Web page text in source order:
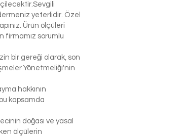
yeterlidir. Özel
Ürün ölçüleri
firmamız sorumlu
bir gereği olarak, son
Yönetmeliği'nin
hakkının
kapsamda
doğası ve yasal
ölçülerin